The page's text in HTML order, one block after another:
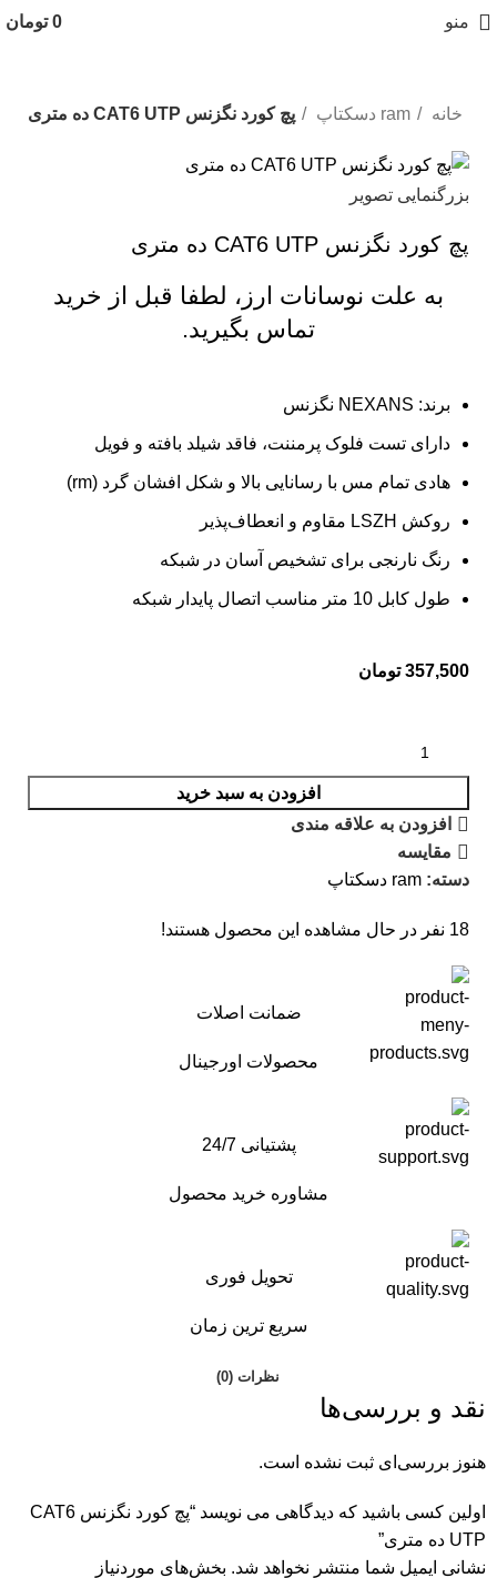
منو 0 تومان
خانه ram دسکتاپ پچ کورد نگزنس CAT6 UTP ده متری
بزرگنمایی تصویر
پچ کورد نگزنس CAT6 UTP ده متری
به علت نوسانات ارز، لطفا قبل از خرید
تماس بگیرید.
برند: NEXANS نگزنس
دارای تست فلوک پرمننت، فاقد شیلد بافته و فویل
هادی تمام مس با رسانایی بالا و شکل افشان گرد (rm)
روکش LSZH مقاوم و انعطاف‌پذیر
رنگ نارنجی برای تشخیص آسان در شبکه
طول کابل ‎10 متر مناسب اتصال پایدار شبکه
357,500 تومان
افزودن به سبد خرید
افزودن به علاقه مندی
مقایسه
دسته: ram دسکتاپ
18 نفر در حال مشاهده این محصول هستند!
ضمانت اصلات
محصولات اورجینال
پشتیانی 24/7
مشاوره خرید محصول
تحویل فوری
سریع ترین زمان
نظرات (0)
نقد و بررسی‌ها
هنوز بررسی‌ای ثبت نشده است.
اولین کسی باشید که دیدگاهی می نویسد “پچ کورد نگزنس CAT6
UTP ده متری”
نشانی ایمیل شما منتشر نخواهد شد. بخش‌های موردنیاز